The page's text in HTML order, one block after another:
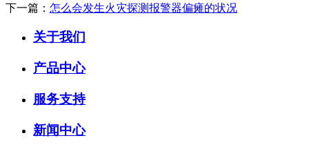
下一篇： 怎么会发生火灾探测报警器偏瘫的状况
关于我们
产品中心
服务支持
新闻中心